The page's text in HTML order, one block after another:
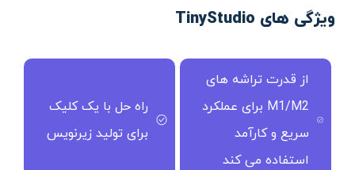
ویژگی های TinyStudio
از قدرت تراشه های
M1/M2 برای عملکرد
سریع و کارآمد
استفاده می کند
راه حل با یک کلیک
برای تولید زیرنویس